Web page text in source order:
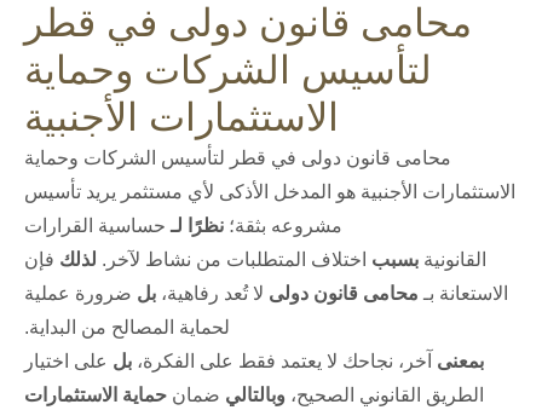
محامى قانون دولى في قطر
لتأسيس الشركات وحماية
الاستثمارات الأجنبية
محامى قانون دولى في قطر لتأسيس الشركات وحماية
الاستثمارات الأجنبية هو المدخل الأذكى لأي مستثمر يريد تأسيس
مشروعه بثقة؛ نظرًا لـحساسية القرارات
القانونية بسبب اختلاف المتطلبات من نشاط لآخر. لذلك فإن
الاستعانة بـ محامى قانون دولى لا تُعد رفاهية، بل ضرورة عملية
لحماية المصالح من البداية.
بمعنى آخر، نجاحك لا يعتمد فقط على الفكرة، بل على اختيار
الطريق القانوني الصحيح، وبالتالي ضمان حماية الاستثمارات